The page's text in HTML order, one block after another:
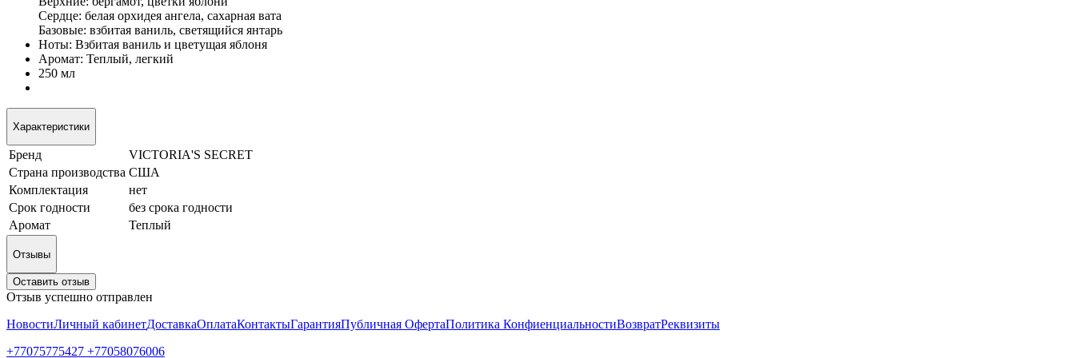
Сердце: белая орхидея ангела, сахарная вата
Базовые: взбитая ваниль, светящийся янтарь
Ноты: Взбитая ваниль и цветущая яблоня
Аромат: Теплый, легкий
250 мл
Характеристики
Бренд
VICTORIA'S SECRET
Страна производства США
Комплектация
нет
Срок годности
без срока годности
Аромат
Теплый
Отзывы
Оставить отзыв
Отзыв успешно отправлен
НовостиЛичный кабинетДоставкаОплатаКонтактыГарантияПубличная ОфертаПолитика КонфиенциальностиВозвратРеквизиты
+77075775427 +77058076006